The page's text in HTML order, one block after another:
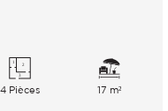
4 Pièces 17 m²